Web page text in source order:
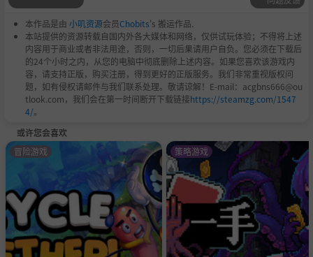
们制作了这款《戴森球计划》。或许以往的戴森球还存在于
宏观的游戏世界中，那么这一次我们希望玩家可以更加微观
的去一步一步建造戴森球，从一个零件到最终庞大宏伟的产
物。
本作品是由 小叽资源会员Chobits's 搬运作品.
本站提供的资源转载自国内外各大媒体和网络，仅供试玩体验；不得将上述
内容用于商业或者非法用途，否则，一切后果请用户自负。您必须在下载后
的24个小时之内，从您的电脑中彻底删除上述内容。如果您喜欢该游戏内
容，请支持正版，购买注册，得到更好的正版服务。我们非常重视版权问
题，如有侵权请邮件与我们联系处理。敬请谅解！E-mail：acgbns666@ou
tlook.com，我们会在第一时间断开下载链接https://steamzg.com/1547
4/。
或许您会喜欢
冒险游戏 策略游戏